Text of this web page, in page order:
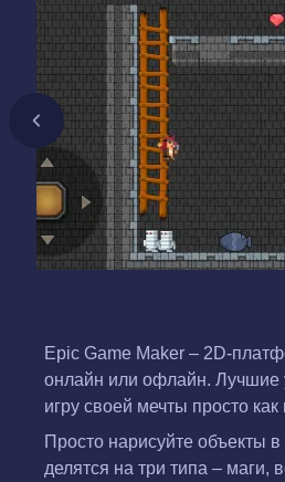
Epic Game Maker – 2D-
онлайн или офлайн. Лучшие
игру своей мечты просто как
Просто нарисуйте объекты
делятся на три типа – маги,